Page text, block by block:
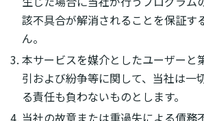
該不具合が解消されることを保証す
ん。
本サービスを媒介としたユーザーと
引および紛争等に関して、当社は一
る責任も負わないものとします。
当社の故意または重過失による債務